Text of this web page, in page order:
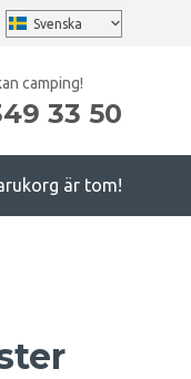
camping!
33 50
är tom!